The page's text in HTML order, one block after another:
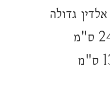
גדולה